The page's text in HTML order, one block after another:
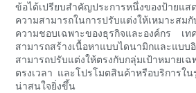
ข้อได้เปรียบสำคัญประการหนึ่งของป้ายแ
ความสามารถในการปรับแต่งให้เหมาะสม
ความชอบเฉพาะของธุรกิจและองค์กร
สามารถสร้างเนื้อหาแบบไดนามิกและแบบ
สามารถปรับแต่งให้ตรงกับกลุ่มเป้าหมาย
ตรงเวลา และโปรโมตสินค้าหรือบริการใ
น่าสนใจยิ่งขึ้น